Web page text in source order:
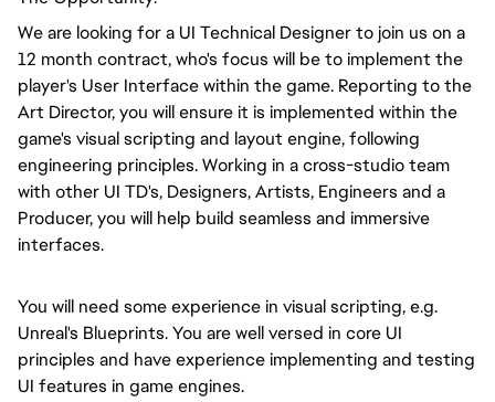
We are looking for a UI Technical Designer to join us on a
12 month contract, who's focus will be to implement the
player's User Interface within the game. Reporting to the
Art Director, you will ensure it is implemented within the
game's visual scripting and layout engine, following
engineering principles. Working in a cross-studio team
with other UI TD's, Designers, Artists, Engineers and a
Producer, you will help build seamless and immersive
interfaces.
You will need some experience in visual scripting, e.g.
Unreal's Blueprints. You are well versed in core UI
principles and have experience implementing and testing
UI features in game engines.